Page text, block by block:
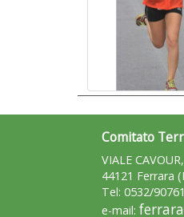
Comitato
VIALE
44121 Ferrara
Tel: 0532/
e-mail: